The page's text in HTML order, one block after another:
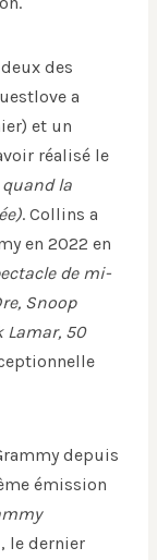
des
a
et un
réalisé le
la
. Collins a
en 2022 en
de mi-
Snoop
Lamar, 50
depuis
émission
le dernier